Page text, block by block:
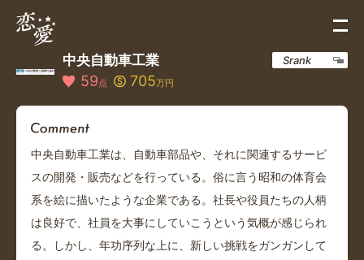
中央自動車工業
59点 705万円
Srank
中央自動車工業は、自動車部品や、それに関連するサービ
スの開発・販売などを行っている。俗に言う昭和の体育会
系を絵に描いたような企業である。社長や役員たちの人柄
は良好で、社員を大事にしていこうという気概が感じられ
る。しかし、年功序列な上に、新しい挑戦をガンガンして